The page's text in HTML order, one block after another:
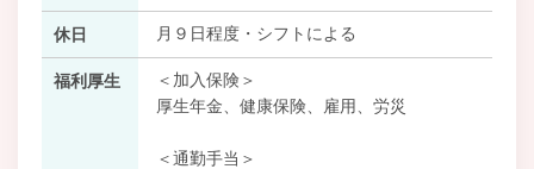
休日 月９日程度・シフトによる
福利厚生
＜加入保険＞
厚生年金、健康保険、雇用、労災
＜通勤手当＞